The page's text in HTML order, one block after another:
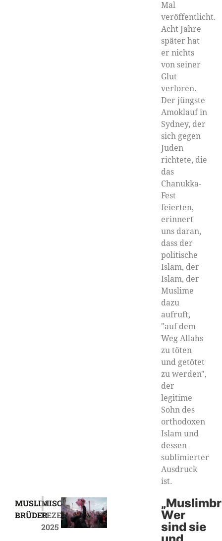
Mal
veröffentlicht.
Acht Jahre
später hat
er nichts
von seiner
Glut
verloren.
Der jüngste
Amoklauf in
Sydney, der
sich gegen
Juden
richtete, die
das
Chanukka-
Fest
feierten,
erinnert
uns daran,
dass der
politische
Islam, der
Islam, der
Muslime
dazu
aufruft,
"auf dem
Weg Allahs
zu töten
und getötet
zu werden",
der
legitime
Sohn des
orthodoxen
Islam und
dessen
sublimierter
Ausdruck
ist.
MUSLIMISCHE
BRÜDER
|
12
DEZEMBER
2025
Wer
sind sie